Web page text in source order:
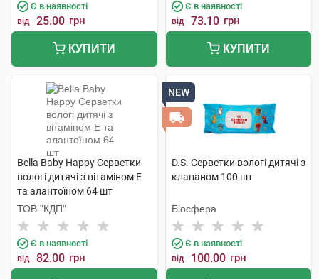
Є в наявності
від 25.00 грн
КУПИТИ
Є в наявності
від 73.10 грн
КУПИТИ
Bella Baby Happy Серветки
вологі дитячі з вітаміном Е
та алантоїном 64 шт
ТОВ "КДП"
Є в наявності
від 82.00 грн
NEW
D.S. Серветки вологі дитячі з
клапаном 100 шт
Біосфера
Є в наявності
від 100.00 грн